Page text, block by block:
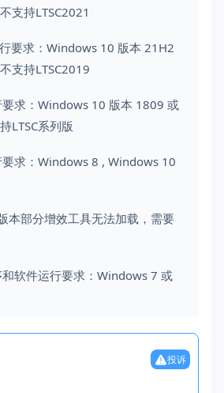
支持LTSC2021
要求：Windows 10 版本 21H2
支持LTSC2019
求：Windows 10 版本 1809 或
LTSC系列版
求：Windows 8 , Windows 10
本部分增效工具无法加载，需要
软件运行要求：Windows 7 或
投诉